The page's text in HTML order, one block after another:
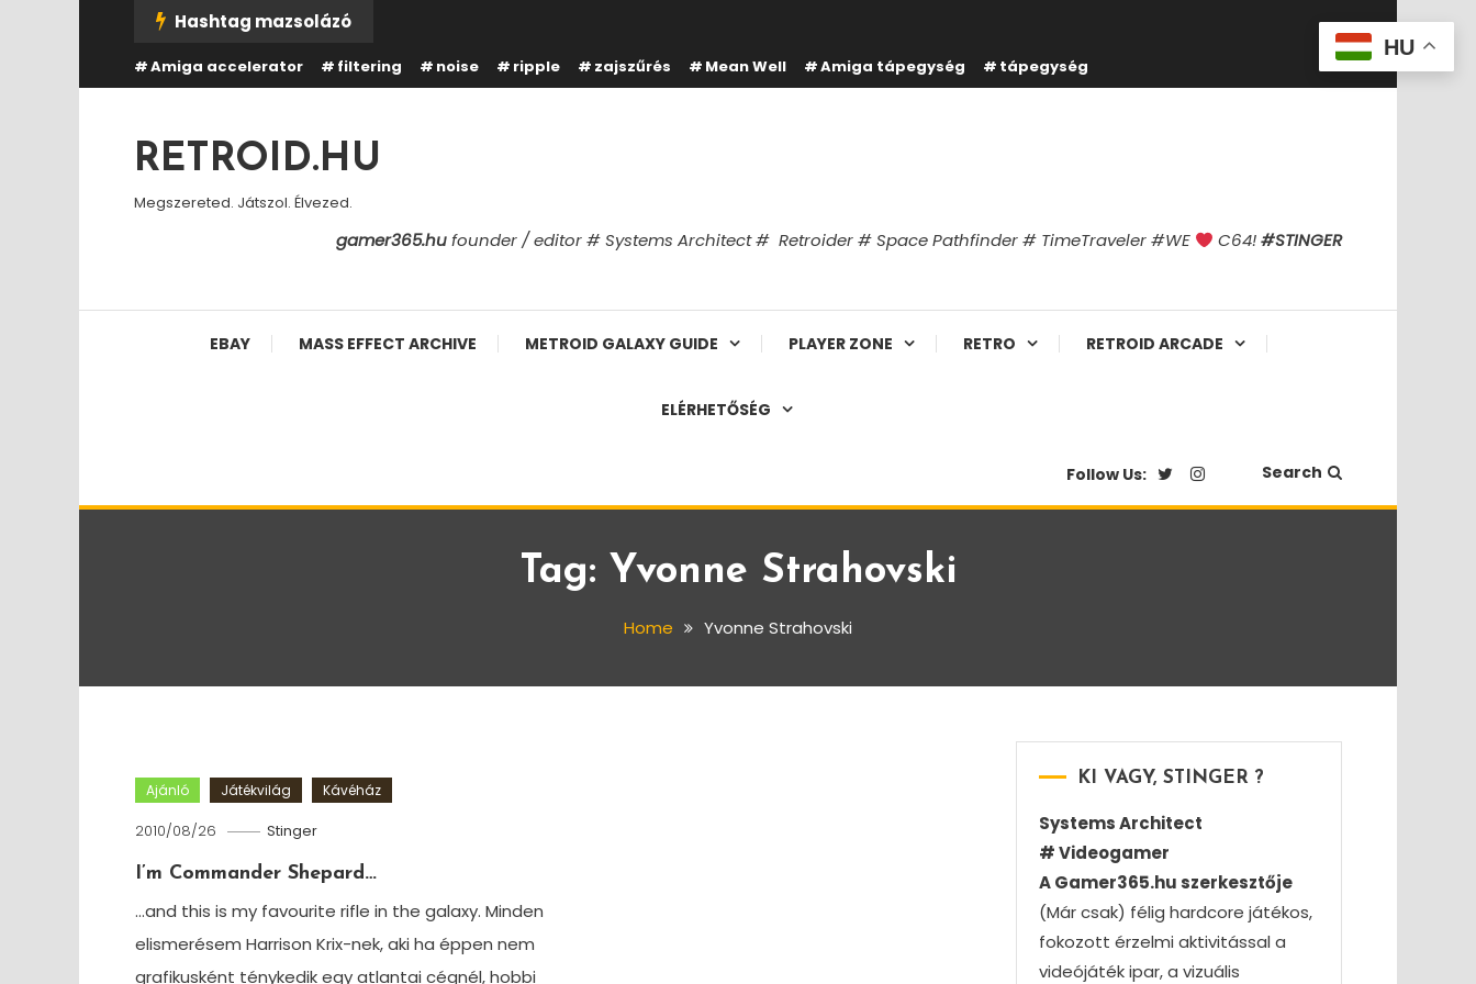
Content
Hashtag mazsolázó
Amiga accelerator filtering noise ripple zajszűrés Mean Well Amiga tápegység tápegység
RETROID.HU
Megszereted. Játszol. Élvezed.
gamer365.hufounder / editor # Systems Architect # Retroider # Space Pathfinder # TimeTraveler #WE C64!#STINGER
EBAY MASS EFFECT ARCHIVE METROID GALAXY GUIDE PLAYER ZONE RETRO RETROID ARCADE
ELÉRHETŐSÉG
Follow Us: Search
Tag: Yvonne Strahovski
Home Yvonne Strahovski
Ajánló Játékvilág Kávéház
2010/08/26 Stinger
I’m Commander Shepard…
…and this is my favourite rifle in the galaxy. Minden
elismerésem Harrison Krix-nek, aki ha éppen nem
grafikusként ténykedik egy atlantai cégnél, hobbi
KI VAGY, STINGER ?
Systems Architect
# Videogamer
A Gamer365.hu szerkesztője
(Már csak) félig hardcore játékos,
fokozott érzelmi aktivitással a
videójáték ipar, a vizuális
HU